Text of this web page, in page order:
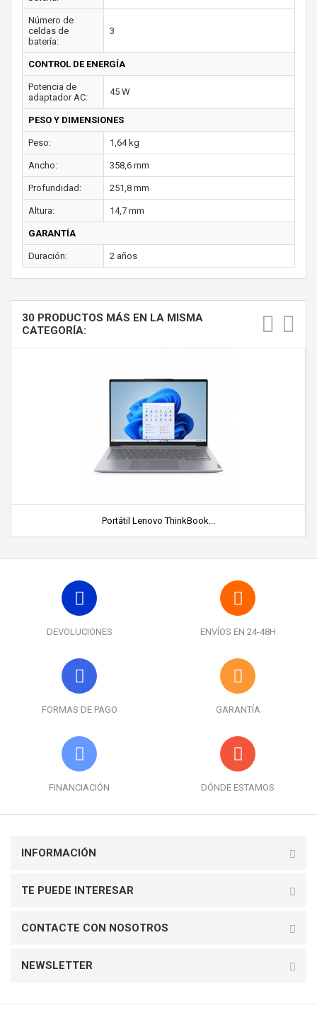
Número de
celdas de
batería:
3
CONTROL DE ENERGÍA
Potencia de
adaptador AC:
45 W
PESO Y DIMENSIONES
Peso: 1,64 kg
Ancho: 358,6 mm
Profundidad: 251,8 mm
Altura: 14,7 mm
GARANTÍA
Duración: 2 años
30 PRODUCTOS MÁS EN LA MISMA
CATEGORÍA:
Portátil Lenovo ThinkBook...
DEVOLUCIONES ENVÍOS EN 24-48H
FORMAS DE PAGO GARANTÍA
FINANCIACIÓN DÓNDE ESTAMOS
INFORMACIÓN
TE PUEDE INTERESAR
CONTACTE CON NOSOTROS
NEWSLETTER